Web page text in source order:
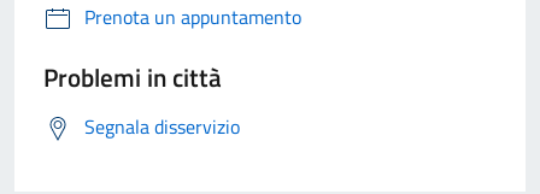
Prenota un appuntamento
Problemi in città
Segnala disservizio